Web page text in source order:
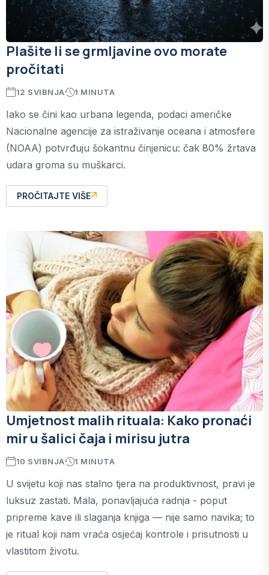
Plašite li se grmljavine ovo morate
pročitati
12 SVIBNJA 1 MINUTA
Iako se čini kao urbana legenda, podaci američke
Nacionalne agencije za istraživanje oceana i atmosfere
(NOAA) potvrđuju šokantnu činjenicu: čak 80% žrtava
udara groma su muškarci.
PROČITAJTE VIŠE
Umjetnost malih rituala: Kako pronaći
mir u šalici čaja i mirisu jutra
10 SVIBNJA 1 MINUTA
U svijetu koji nas stalno tjera na produktivnost, pravi je
luksuz zastati. Mala, ponavljajuća radnja - poput
pripreme kave ili slaganja knjiga — nije samo navika; to
je ritual koji nam vraća osjećaj kontrole i prisutnosti u
vlastitom životu.